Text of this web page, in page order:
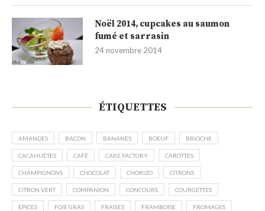
Noël 2014, cupcakes au saumon
fumé et sarrasin
24 novembre 2014
ÉTIQUETTES
AMANDES BACON BANANES BOEUF BRIOCHE
CACAHUÈTES CAFÉ CAKE FACTORY CAROTTES
CHAMPIGNONS CHOCOLAT CHORIZO CITRONS
CITRON VERT COMPANION CONCOURS COURGETTES
EPICES FOIE GRAS FRAISES FRAMBOISE FROMAGES